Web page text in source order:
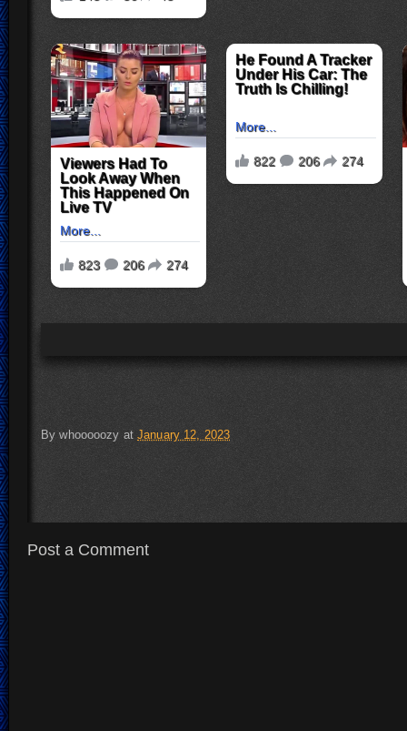
Bywhooooozy atJanuary 12, 2023
Post a Comment